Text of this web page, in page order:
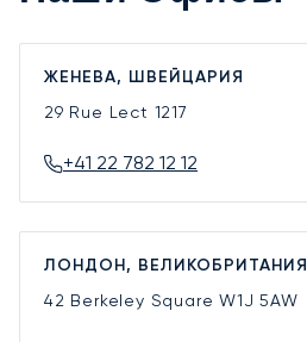
ЖЕНЕВА, ШВЕЙЦАРИЯ
29 Rue Lect 1217
+41 22 782 12 12
ЛОНДОН, ВЕЛИКОБРИТАНИЯ
42 Berkeley SquareW1J 5AW